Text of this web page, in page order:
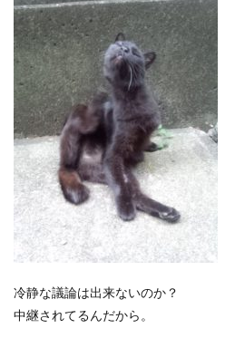
冷静な議論は出来ないのか？
中継されてるんだから。